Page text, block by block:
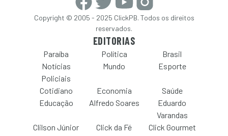
Copyright © 2005 - 2025 ClickPB. Todos os direitos
reservados.
EDITORIAS
Paraíba Política
Brasil
Notícias
Policiais
Mundo Esporte
Cotidiano Economia
Saúde
Educação
Alfredo Soares
Eduardo
Varandas
Clilson Júnior
Click da Fé
Click Gourmet